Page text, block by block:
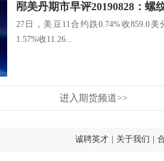
邴美丹期市早评20190828：螺
27日，美豆11合约跌0.74%收859.0
1.57%收11.26...
进入期货频道>>
诚聘英才 关于我们